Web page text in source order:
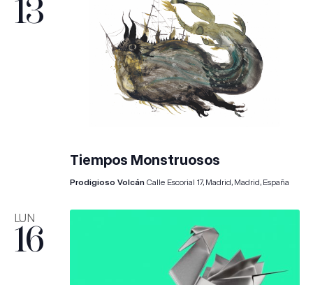
13
Tiempos Monstruosos
Prodigioso Volcán Calle Escorial 17, Madrid, Madrid, España
LUN
16